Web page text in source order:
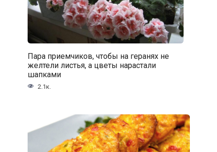
Пара приемчиков, чтобы на геранях не
желтели листья, а цветы нарастали
шапками
2.1к.